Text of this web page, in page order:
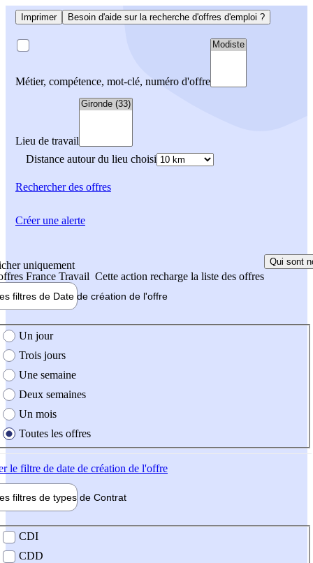
Imprimer Besoin d'aide sur la recherche d'offres d'emploi ?
Métier, compétence, mot-clé, numéro d'offre
Lieu de travail
Distance autour du lieu choisi
Rechercherdes offres
uniquement
France Travail Cette action recharge la liste des offres
Qui sont
filtres de Date de création de l'offre
création de l'offre
Un jour
Trois jours
Une semaine
Deux semaines
Un mois
Toutes les offres
le filtre de date de création de l'offre
filtres de types de Contrat
contrat
CDI
CDD
Créer une alerte